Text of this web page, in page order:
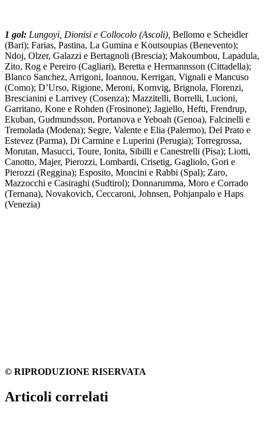
1 gol: Lungoyi, Dionisi e Collocolo (Ascoli), Bellomo e Scheidler
(Bari); Farias, Pastina, La Gumina e Koutsoupias (Benevento);
Ndoj, Olzer, Galazzi e Bertagnoli (Brescia); Makoumbou, Lapadula,
Zito, Rog e Pereiro (Cagliari), Beretta e Hermannsson (Cittadella);
Blanco Sanchez, Arrigoni, Ioannou, Kerrigan, Vignali e Mancuso
(Como); D’Urso, Rigione, Meroni, Kornvig, Brignola, Florenzi,
Brescianini e Larrivey (Cosenza); Mazzitelli, Borrelli, Lucioni,
Garritano, Kone e Rohden (Frosinone); Jagiello, Hefti, Frendrup,
Ekuban, Gudmundsson, Portanova e Yeboah (Genoa), Falcinelli e
Tremolada (Modena); Segre, Valente e Elia (Palermo), Del Prato e
Estevez (Parma), Di Carmine e Luperini (Perugia); Torregrossa,
Morutan, Masucci, Toure, Ionita, Sibilli e Canestrelli (Pisa); Liotti,
Canotto, Majer, Pierozzi, Lombardi, Crisetig, Gagliolo, Gori e
Pierozzi (Reggina); Esposito, Moncini e Rabbi (Spal); Zaro,
Mazzocchi e Casiraghi (Sudtirol); Donnarumma, Moro e Corrado
(Ternana), Novakovich, Ceccaroni, Johnsen, Pohjanpalo e Haps
(Venezia)
© RIPRODUZIONE RISERVATA
Articoli correlati